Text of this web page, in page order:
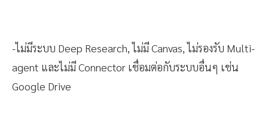
-ไม่มีระบบ Deep Research, ไม่มี Canvas, ไม่รองรับ Multi-
agent และไม่มี Connector เชื่อมต่อกับระบบอื่นๆ เช่น
Google Drive